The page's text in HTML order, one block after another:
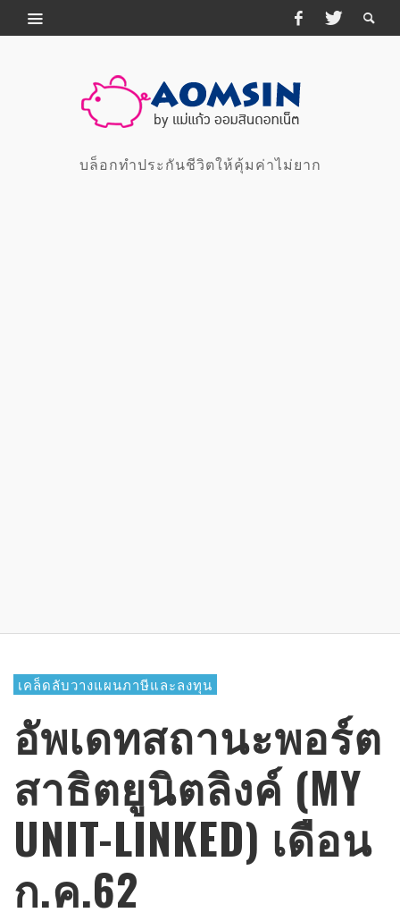
บล็อกทำประกันชีวิตให้คุ้มค่าไม่ยาก
เคล็ดลับวางแผนภาษีและลงทุน
อัพเดทสถานะพอร์ต
สาธิตยูนิตลิงค์ (MY
UNIT-LINKED) เดือน
ก.ค.62